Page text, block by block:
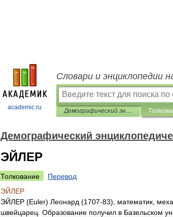
academic.ru
Словари и энциклопедии
Демографический энциклопедический словарь
Демографический
ЭЙЛЕР
Толкование
Перевод
ЭЙЛЕР
ЭЙЛЕР (Euler) Леонард (1707-83), математик
швейцарец Образование получил в Базельском ун